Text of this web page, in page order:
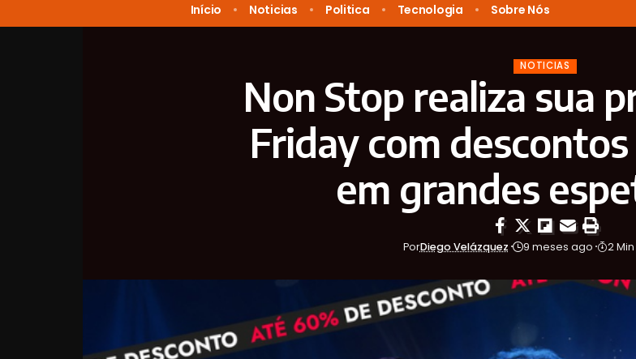
Início Noticias Politica Tecnologia Sobre Nós
NOTICIAS
Non Stop realiza sua
Friday com
em grandes
PorDiego Velázquez 9 meses ago 2